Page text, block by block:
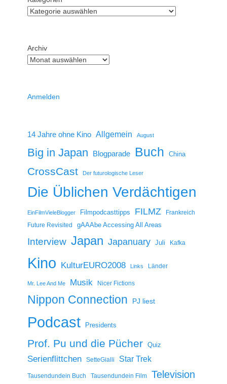
Archiv
Anmelden
14 Jahre ohne Kino Allgemein August
Big in Japan Blogparade Buch China
CrossCast Der futurologische Leser
Die Üblichen Verdächtigen
EinFilmVieleBlogger Filmpodcasttipps FILMZ
Frankreich
Future Revisited
gAAAbe Accessing All Areas
Interview Japan Japanuary Juli Kafka
Kino KulturEURO2008 Links Länder
Mr. Lee And Me Musik Nicer Fictions
Nippon Connection PJ liest
Podcast Presidents
Prof. Pu und die Pücher Quiz
Serienflittchen SetteGialli Star Trek
Tausendundein Buch Tausendundein Film Television